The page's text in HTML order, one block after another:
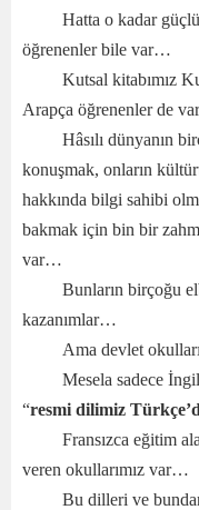
Hatta o kadar
öğrenenler bile var…
Kutsal kitabımız
Arapça öğrenenler de
Hâsılı dünyanın
konuşmak, onların
hakkında bilgi sahibi
bakmak için bin bir
var…
Bunların birçoğu
kazanımlar…
Ama devlet
Mesela sadece
“resmi dilimiz
Fransızca eğitim
veren okullarımız var…
Bu dilleri ve